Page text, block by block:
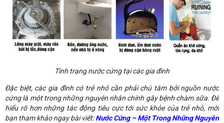
Tình trạng nước cứng tại các gia đình
Đặc biệt, các gia đình có trẻ nhỏ cần phải chú tâm bởi nguồn nước
cứng là một trong những nguyên nhân chính gây bệnh chàm sữa. Để
hiểu rõ hơn những tác động tiêu cực tới sức khỏe của trẻ nhỏ, mời
bạn tham khảo ngay bài viết:Nước Cứng – Một Trong Những Nguyên